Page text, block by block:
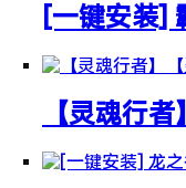
[一键安装]
【灵魂行